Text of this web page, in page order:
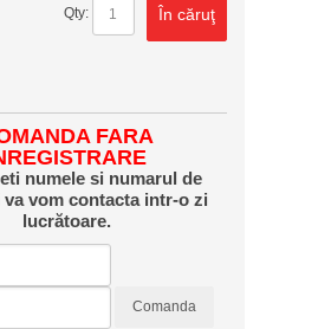
Qty: În căruţ
FARA
numele si numarul de
vom contacta intr-o zi
lucrătoare.
Comanda